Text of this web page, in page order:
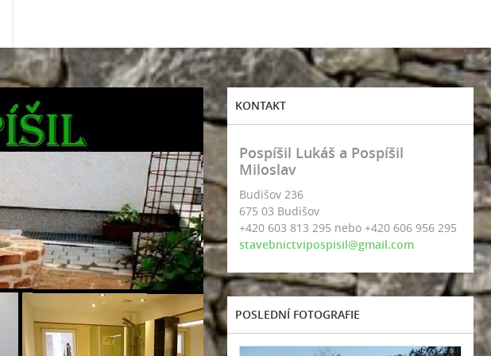
KONTAKT
Pospíšil Lukáš a Pospíšil
Miloslav
Budišov 236
675 03 Budišov
+420 603 813 295 nebo +420 606 956 295
stavebnictvipospisil@gmail.com
POSLEDNÍ FOTOGRAFIE